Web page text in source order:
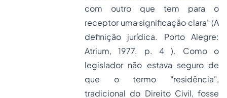
com outro que tem para o
receptor uma significação clara" (A
definição jurídica. Porto Alegre:
Atrium, 1977. p. 4 ). Como o
legislador não estava seguro de
que o termo "residência",
tradicional do Direito Civil, fosse